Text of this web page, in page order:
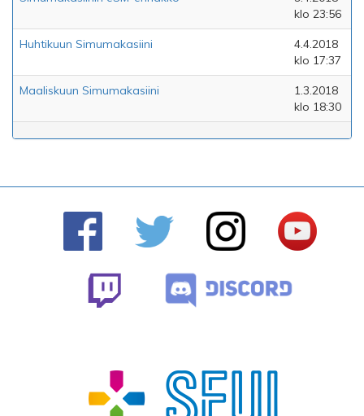
klo 23:56
Huhtikuun Simumakasiini
4.4.2018
klo 17:37
Maaliskuun Simumakasiini
1.3.2018
klo 18:30